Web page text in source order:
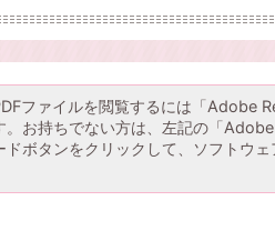
ファイルを閲覧するには「Adobe
。お持ちでない方は、左記の「
ドボタンをクリックして、ソフトウ